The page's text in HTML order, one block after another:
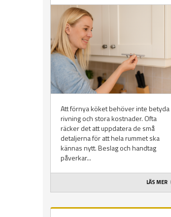
Att förnya köket behöver inte betyda
rivning och stora kostnader. Ofta
räcker det att uppdatera de små
detaljerna för att hela rummet ska
kännas nytt. Beslag och handtag
påverkar...
LÄS MER